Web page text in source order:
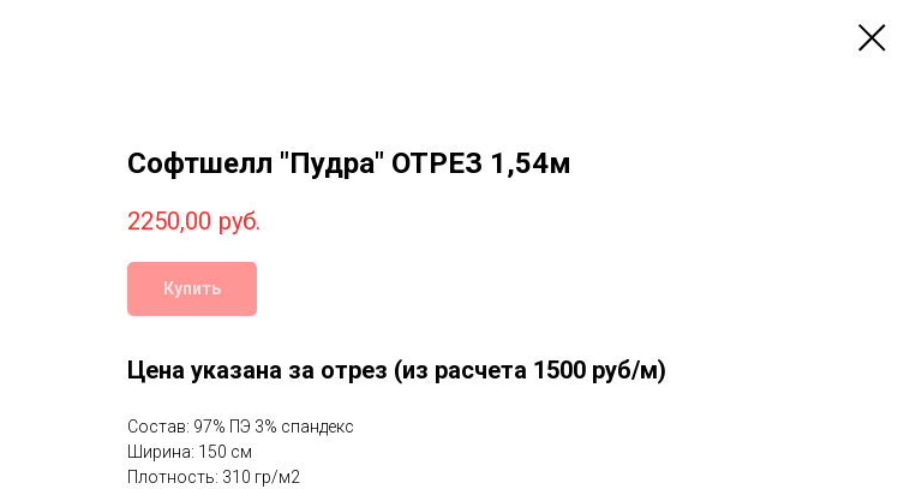
Софтшелл "Пудра" ОТРЕЗ 1,54м
2250,00 руб.
Купить
Цена указана за отрез (из расчета 1500 руб/м)
Состав: 97% ПЭ 3% спандекс
Ширина: 150 см
Плотность: 310 гр/м2